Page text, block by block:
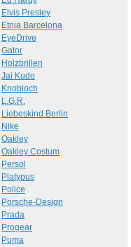
Elvis Presley
Etnia Barcelona
EyeDrive
Gator
Holzbrillen
Jai Kudo
Knobloch
L.G.R.
Liebeskind Berlin
Nike
Oakley
Oakley Costum
Persol
Platypus
Police
Porsche-Design
Prada
Progear
Puma